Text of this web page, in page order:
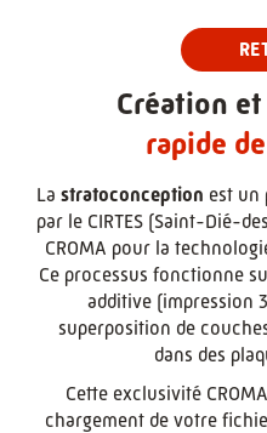
Création
rapide
La stratoconception est un
par le CIRTES (Saint-Dié-
CROMA pour la
Ce processus fonctionne
additive (impression
superposition de
dans des
Cette exclusivité
chargement de votre